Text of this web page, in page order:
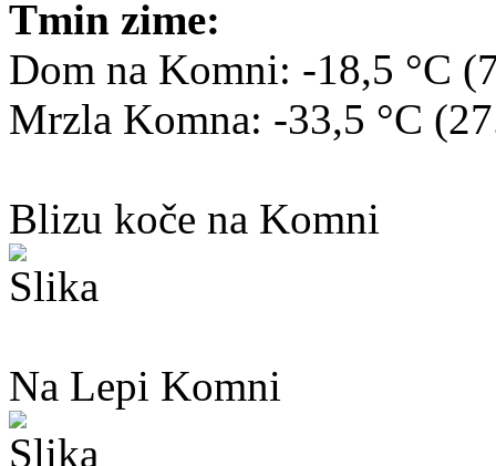
Tmin zime:
Dom na Komni: -18,5 °C
Mrzla Komna: -33,5 °C
Blizu koče na Komni
Na Lepi Komni